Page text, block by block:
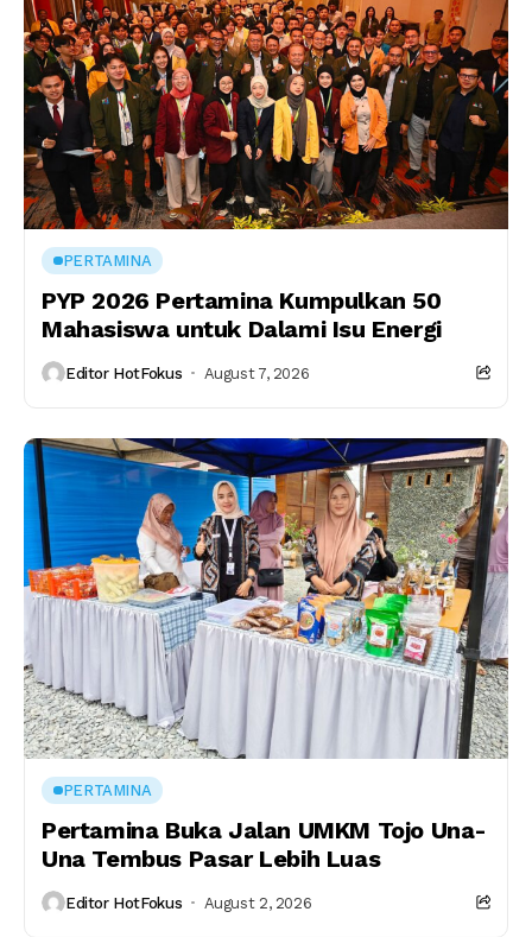
PERTAMINA
PYP 2026 Pertamina Kumpulkan 50
Mahasiswa untuk Dalami Isu Energi
Editor HotFokus August 7, 2026
PERTAMINA
Pertamina Buka Jalan UMKM Tojo Una-
Una Tembus Pasar Lebih Luas
Editor HotFokus August 2, 2026